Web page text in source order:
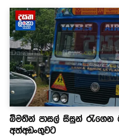
බීමතින් පාසල් සිසුන්
අත්අඩංගුවට